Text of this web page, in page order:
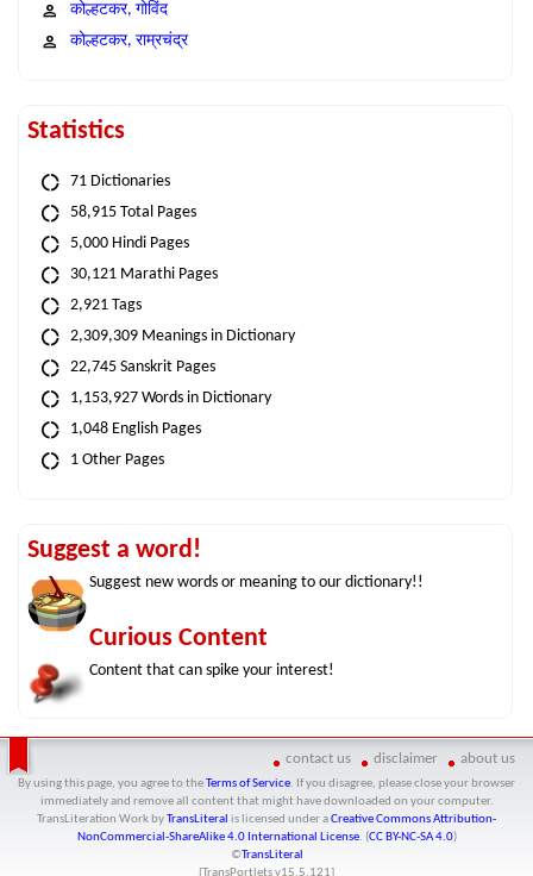
कोल्हटकर, गोविंद
कोल्हटकर, राम्रचंद्र
Statistics
71 Dictionaries
58,915 Total Pages
5,000 Hindi Pages
30,121 Marathi Pages
2,921 Tags
2,309,309 Meanings in Dictionary
22,745 Sanskrit Pages
1,153,927 Words in Dictionary
1,048 English Pages
1 Other Pages
Suggest a word!
Suggest new words or meaning to our dictionary!!
Curious Content
Content that can spike your interest!
contact us disclaimer about us
By using this page, you agree to theTerms of Service. If you disagree, please close your browser
immediately and remove all content that might have downloaded on your computer.
TransLiteration WorkbyTransLiteral is licensed under aCreative Commons Attribution-
NonCommercial-ShareAlike 4.0 International License. (CC BY-NC-SA 4.0)
©TransLiteral
[TransPortlets v15.5.121]